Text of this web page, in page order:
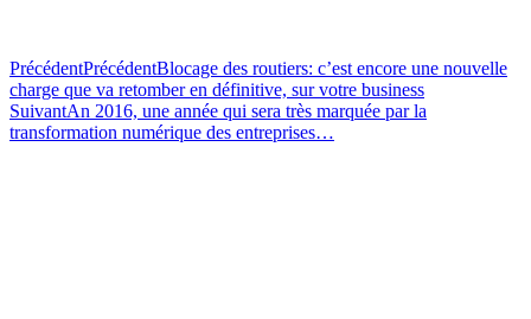
PrécédentPrécédentBlocage des routiers: c’est encore une nouvelle
charge que va retomber en définitive, sur votre business
SuivantAn 2016, une année qui sera très marquée par la
transformation numérique des entreprises…